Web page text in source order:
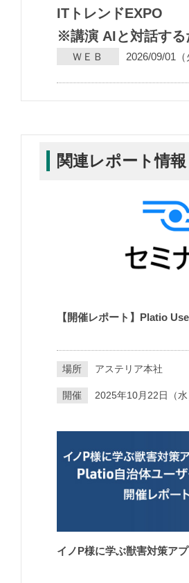
ITトレンドEXPO
※講演 AIと対話する
ＷＥＢ 2026/09/01（
関連レポート情報
【開催レポート】Platio
場所 アステリア本社
開催 2025年10月22日（水
イノP様に学ぶ獣害対策ア